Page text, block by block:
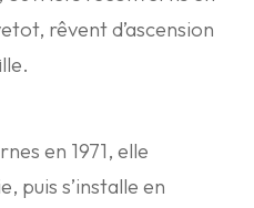
rêvent d’ascension
en 1971, elle
puis s’installe en